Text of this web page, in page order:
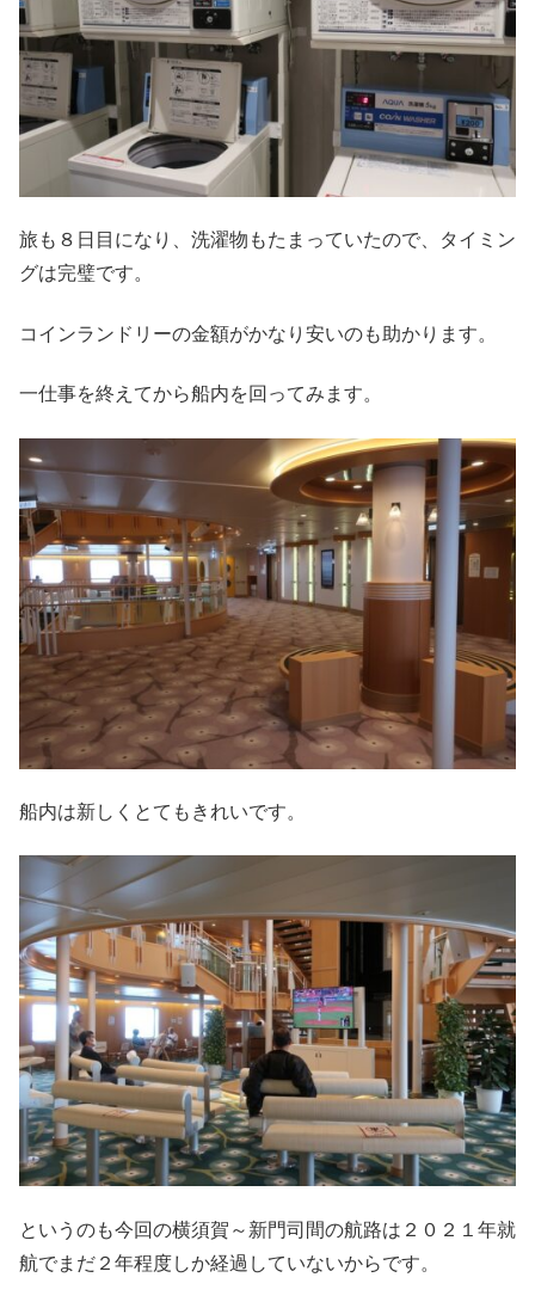
旅も８日目になり、洗濯物もたまっていたので、タイミン
グは完璧です。
コインランドリーの金額がかなり安いのも助かります。
一仕事を終えてから船内を回ってみます。
船内は新しくとてもきれいです。
というのも今回の横須賀～新門司間の航路は２０２１年就
航でまだ２年程度しか経過していないからです。